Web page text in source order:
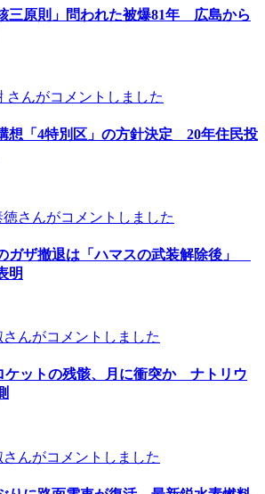
三原則」問われた被爆81年 広島から
さんがコメントしました
想「4特別区」の方針決定 20年住民投
徳さんがコメントしました
ガザ撤退は「ハマスの武装解除後」
明
んがコメントしました
ケットの残骸、月に衝突か ナトリウ
んがコメントしました